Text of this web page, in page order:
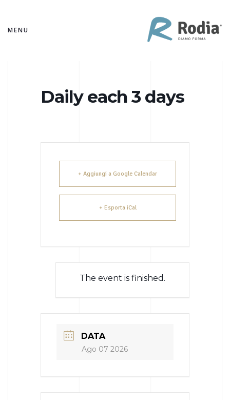
MENU
Daily each 3 days
+ Aggiungi a Google Calendar
+ Esporta iCal
The event is finished.
DATA
Ago 07 2026